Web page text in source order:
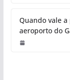
Quando vale
aeroporto do